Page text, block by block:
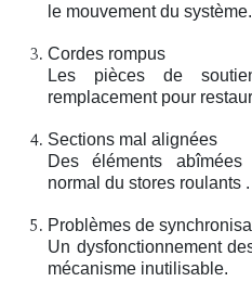
le mouvement du système.
Cordes rompus
Les pièces de
remplacement pour
Sections mal alignées
Des éléments
normal du stores roulants .
Problèmes de
Un dysfonctionnement
mécanisme inutilisable.